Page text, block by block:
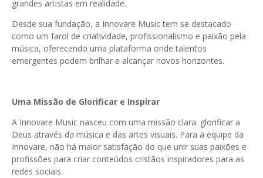
grandes artistas em realidade.
Desde sua fundação, a Innovare Music tem se destacado
como um farol de criatividade, profissionalismo e paixão pela
música, oferecendo uma plataforma onde talentos
emergentes podem brilhar e alcançar novos horizontes.
Uma Missão de Glorificar e Inspirar
A Innovare Music nasceu com uma missão clara: glorificar a
Deus através da música e das artes visuais. Para a equipe da
Innovare, não há maior satisfação do que unir suas paixões e
profissões para criar conteúdos cristãos inspiradores para as
redes sociais.